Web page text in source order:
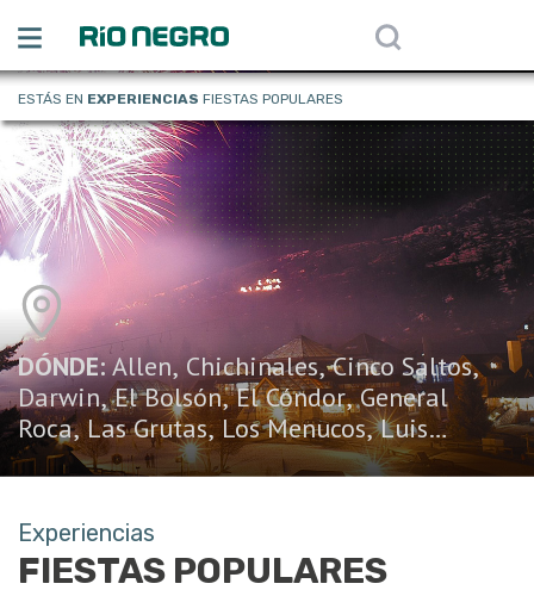
ESTÁS EN EXPERIENCIAS FIESTAS POPULARES
DÓNDE: Allen,Chichinales,Cinco Saltos,
Darwin,El Bolsón,El Cóndor,General
Roca,Las Grutas,Los Menucos,Luis
Beltrán,Maquinchao,Playas Doradas,San
Sierra Grande
Experiencias
FIESTAS POPULARES